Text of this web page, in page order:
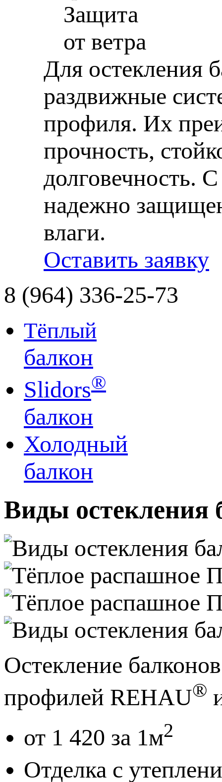
Защита
от ветра
Для остекления
раздвижные
профиля. Их
прочность,
долговечность.
надежно
влаги.
Оставить заявку
8 (964) 336-25-73
Тёплый
балкон
Slidors®
балкон
Холодный
балкон
Виды остекления
Остекление
профилей REHAU®
от 1 420 за 1м2
Отделка с